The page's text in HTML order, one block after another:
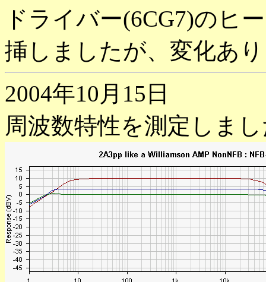
ドライバー(6CG7)のヒ
挿しましたが、変化あ
2004年10月15日
周波数特性を測定しま